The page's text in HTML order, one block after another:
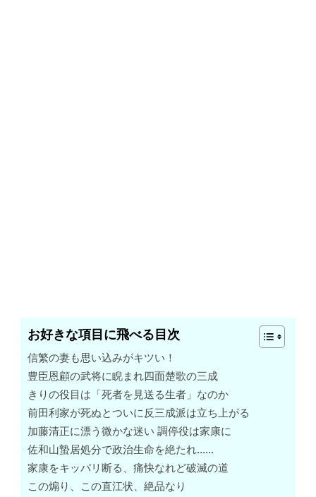
お好きな項目に飛べる目次
信繁の妻も思い込みがキツい！
豊臣恩顧の武将に睨まれ四面楚歌の三成
きりの役目は「死者を見送る生者」なのか
前田利家が死ぬとついに反三成派は立ち上がる
加藤清正に漂う微かな迷い 調停役は家康に
佐和山蟄居処分で政治生命を絶たれ……
家康をキッパリ断る、痛快なれど破滅の道
この煽り、この直江状、絶品なり